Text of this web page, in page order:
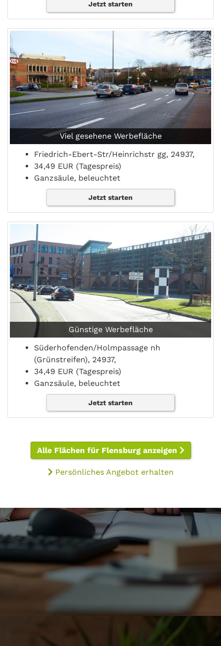
Jetzt starten
Viel gesehene Werbefläche
Friedrich-Ebert-Str/Heinrichstr gg, 24937,
34,49 EUR (Tagespreis)
Ganzsäule, beleuchtet
Jetzt starten
Günstige Werbefläche
Süderhofenden/Holmpassage nh
(Grünstreifen), 24937,
34,49 EUR (Tagespreis)
Ganzsäule, beleuchtet
Jetzt starten
Alle Flächen für Flensburg anzeigen
Persönliches Angebot erhalten